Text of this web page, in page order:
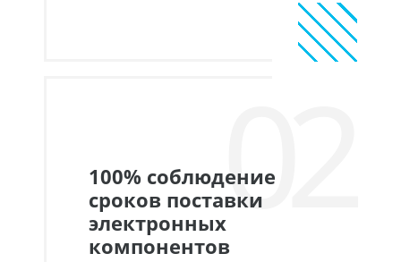
02
100% соблюдение
сроков поставки
электронных
компонентов